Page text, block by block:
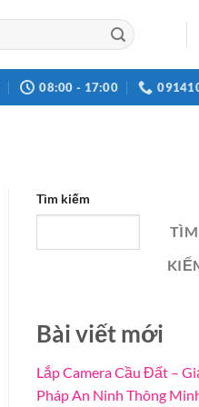
08:00 - 17:00
Tìm kiếm
TÌM
Bài viết mới
Lắp Camera Cầu Đất –
Pháp An Ninh Thông